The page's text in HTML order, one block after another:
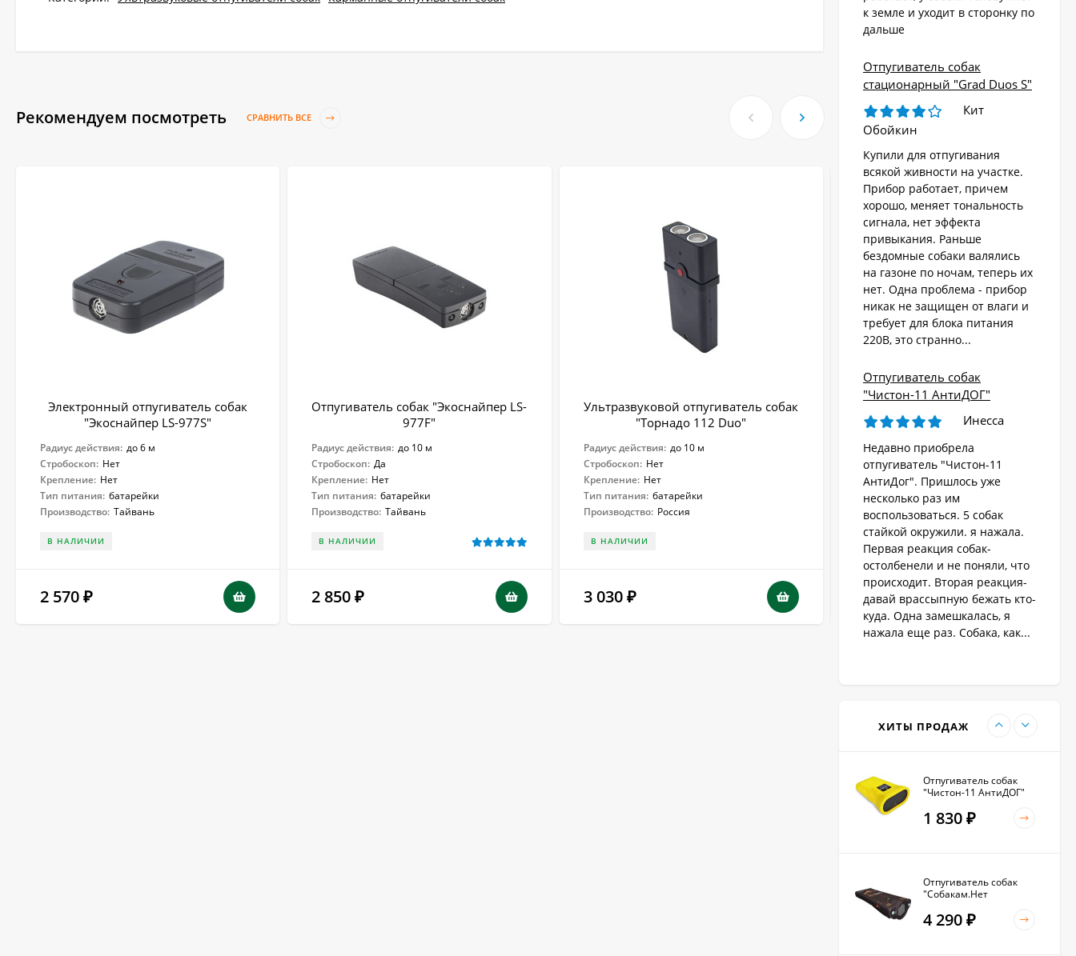
Рекомендуем посмотреть СРАВНИТЬ ВСЕ
Электронный отпугиватель собак
"Экоснайпер LS-977S"
Радиус действия: до 6 м
Стробоскоп: Нет
Крепление: Нет
Тип питания: батарейки
Производство: Тайвань
В НАЛИЧИИ
2 570 ₽
Отпугиватель собак "Экоснайпер LS-
977F"
Радиус действия: до 10 м
Стробоскоп: Да
Крепление: Нет
Тип питания: батарейки
Производство: Тайвань
В НАЛИЧИИ
2 850₽
Ультразвуковой отпугиватель собак
"Торнадо 112 Duo"
Радиус действия: до 10 м
Стробоскоп: Нет
Крепление: Нет
Тип питания: батарейки
Производство: Россия
В НАЛИЧИИ
3 030 ₽
Ультразвуковой отпугиватель кошек
собак "Торнадо - 115"
Радиус действия: до 10 м
Стробоскоп: Нет
Тип питания:
питание 220В
Производство: Россия
Бренд: Торнадо
3 030 ₽
к земле и уходит в сторонку по
дальше
Отпугиватель собак
стационарный "Grad Duos S"
Кит
Обойкин
Купили для отпугивания
всякой живности на участке.
Прибор работает, причем
хорошо, меняет тональность
сигнала, нет эффекта
привыкания. Раньше
бездомные собаки валялись
на газоне по ночам, теперь их
нет. Одна проблема - прибор
никак не защищен от влаги и
требует для блока питания
220В, это странно...
Отпугиватель собак
"Чистон-11 АнтиДОГ"
Инесса
Недавно приобрела
отпугиватель "Чистон-11
АнтиДог". Пришлось уже
несколько раз им
воспользоваться. 5 собак
стайкой окружили. я нажала.
Первая реакция собак-
остолбенели и не поняли, что
происходит. Вторая реакция-
давай врассыпную бежать кто-
куда. Одна замешкалась, я
нажала еще раз. Собака, как...
ХИТЫ ПРОДАЖ
Стационарный
отпугиватель животных
«AR-2403 Solar»
4 570₽
Ультразвуковой
отпугиватель собак,
кошек, лис, кроликов
Garden Protector 3"
8 690 ₽
Электроошейник для
дрессировки собак
«PET998DB»
3 480₽
Ошейник антилай
1 890₽
Отпугиватель собак
"Чистон-11 АнтиДОГ"
1 830 ₽
Отпугиватель собак
"Собакам.Нет
4 290 ₽